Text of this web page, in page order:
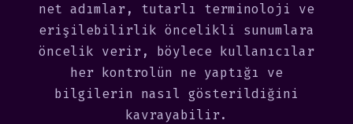
net adımlar, tutarlı terminoloji ve
erişilebilirlik öncelikli sunumlara
öncelik verir, böylece kullanıcılar
her kontrolün ne yaptığı ve
bilgilerin nasıl gösterildiğini
kavrayabilir.